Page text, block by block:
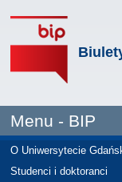
Menu - BIP
O Uniwersytecie
Studenci i doktoranci